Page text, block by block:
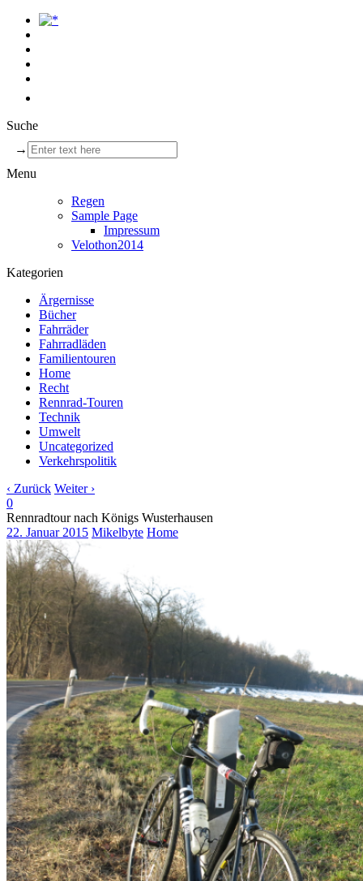
Suche
→
Menu
Regen
Sample Page
Impressum
Velothon2014
Kategorien
Ärgernisse
Bücher
Fahrräder
Fahrradläden
Familientouren
Home
Recht
Rennrad-Touren
Technik
Umwelt
Uncategorized
Verkehrspolitik
‹ Zurück Weiter ›
0
Rennradtour nach Königs Wusterhausen
22. Januar 2015 Mikelbyte Home